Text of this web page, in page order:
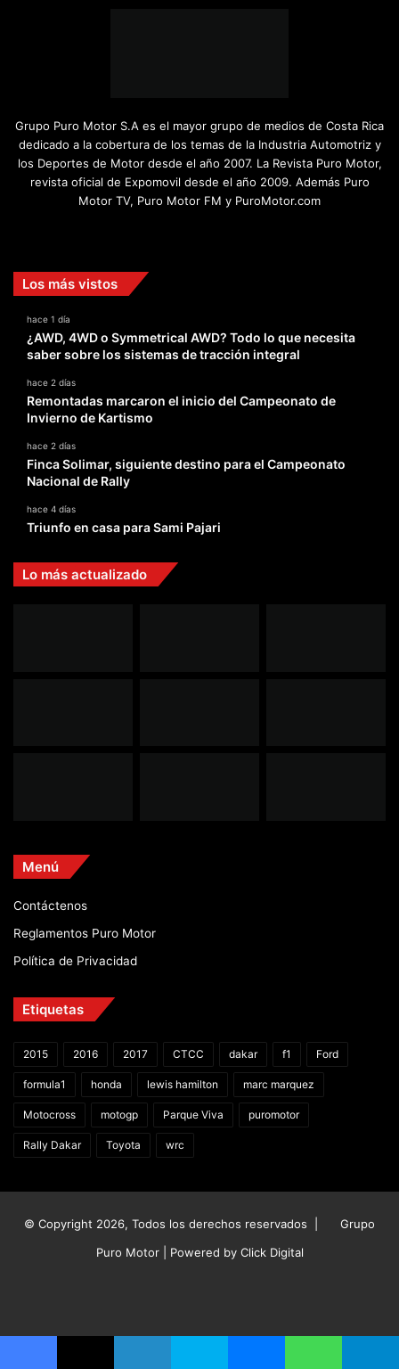
Grupo Puro Motor S.A es el mayor grupo de medios de Costa Rica
dedicado a la cobertura de los temas de la Industria Automotriz y
los Deportes de Motor desde el año 2007. La Revista Puro Motor,
revista oficial de Expomovil desde el año 2009. Además Puro
Motor TV, Puro Motor FM y PuroMotor.com
Los más vistos
hace 1 día
¿AWD, 4WD o Symmetrical AWD? Todo lo que necesita
saber sobre los sistemas de tracción integral
hace 2 días
Remontadas marcaron el inicio del Campeonato de
Invierno de Kartismo
hace 2 días
Finca Solimar, siguiente destino para el Campeonato
Nacional de Rally
hace 4 días
Triunfo en casa para Sami Pajari
Lo más actualizado
Menú
Contáctenos
Reglamentos Puro Motor
Política de Privacidad
Etiquetas
2015 2016 2017 CTCC dakar f1 Ford
formula1 honda lewis hamilton marc marquez
Motocross motogp Parque Viva puromotor
Rally Dakar Toyota wrc
© Copyright 2026, Todos los derechos reservados |
Grupo
Puro Motor | Powered by Click Digital